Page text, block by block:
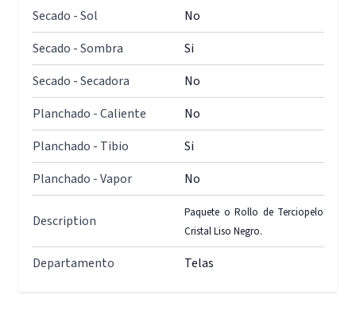
Secado - Sol
No
Secado - Sombra
Si
Secado - Secadora
No
Planchado - Caliente
No
Planchado - Tibio
Si
Planchado - Vapor
No
Description
Paquete o Rollo de Terciopelo
Cristal Liso Negro.
Departamento Telas